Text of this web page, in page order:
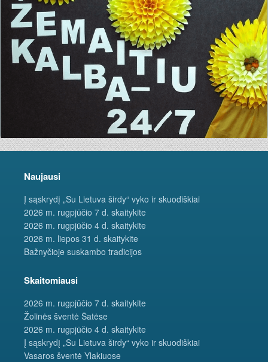
Naujausi
Į sąskrydį „Su Lietuva širdy“ vyko ir skuodiškiai
2026 m. rugpjūčio 7 d. skaitykite
2026 m. rugpjūčio 4 d. skaitykite
2026 m. liepos 31 d. skaitykite
Bažnyčioje suskambo tradicijos
Skaitomiausi
2026 m. rugpjūčio 7 d. skaitykite
Žolinės šventė Šatėse
2026 m. rugpjūčio 4 d. skaitykite
Į sąskrydį „Su Lietuva širdy“ vyko ir skuodiškiai
Vasaros šventė Ylakiuose